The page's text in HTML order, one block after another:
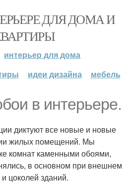
ДЛЯ ДОМА И
интерьер для дома
идеи дизайна мебель
в интерьере.
диктуют все новые и новые
жилых помещений. Мы
комнат каменными обоями,
в основном при внешнем
цоколей зданий.